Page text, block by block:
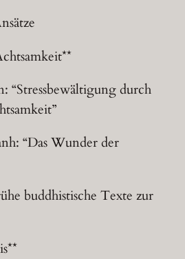
“Stressbewältigung durch
“Das Wunder der
buddhistische Texte zur